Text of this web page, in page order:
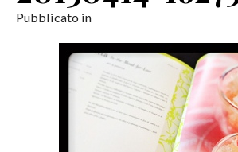
CONTATTI
Pubblicato in